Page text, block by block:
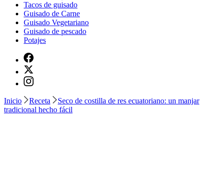
Tacos de guisado
Guisado de Carne
Guisado Vegetariano
Guisado de pescado
Potajes
Inicio Receta
Seco de costilla de res ecuatoriano: un manjar
tradicional hecho fácil